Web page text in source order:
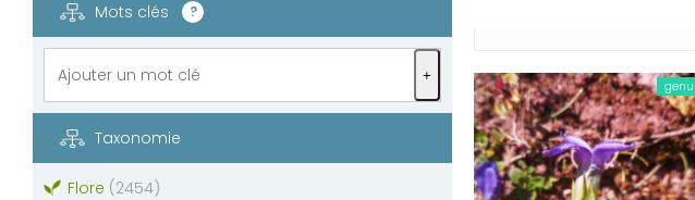
Mots clés ?
+
Taxonomie
Flore (2454)